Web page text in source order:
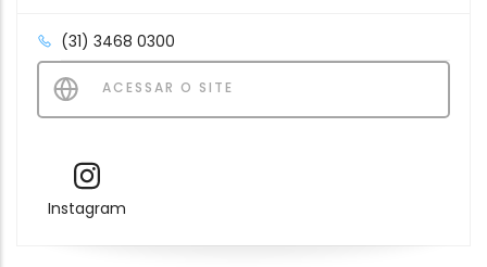
(31) 3468 0300
ACESSAR O SITE
Instagram